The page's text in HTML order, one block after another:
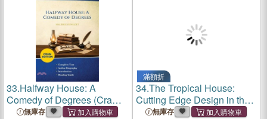
33.Halfway House: A
Comedy of Degrees (Cram
Edition)
無庫存
滿額折
34.The Tropical House:
Cutting Edge Design in the
Philippines
無庫存